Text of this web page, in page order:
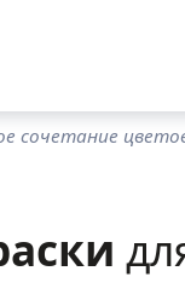
сочетание